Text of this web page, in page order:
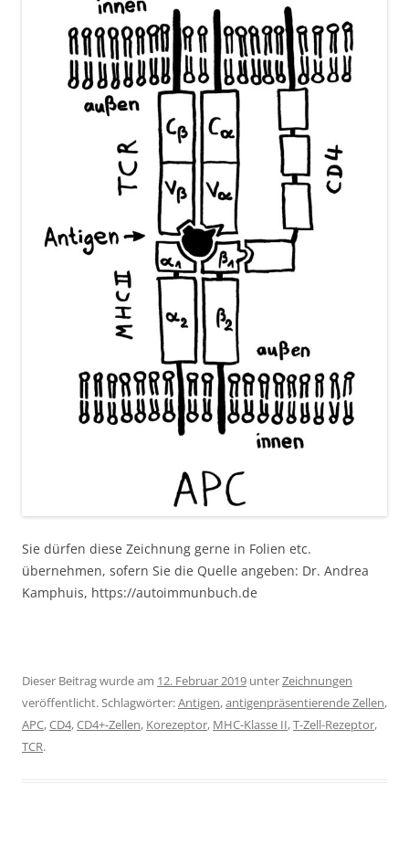
Sie dürfen diese Zeichnung gerne in Folien etc.
übernehmen, sofern Sie die Quelle angeben: Dr. Andrea
Kamphuis, https://autoimmunbuch.de
Dieser Beitrag wurde am 12. Februar 2019 unterZeichnungen
veröffentlicht. Schlagwörter:Antigen,antigenpräsentierende Zellen,
APC,CD4,CD4+-Zellen, Korezeptor, MHC-Klasse II,T-Zell-Rezeptor,
TCR.